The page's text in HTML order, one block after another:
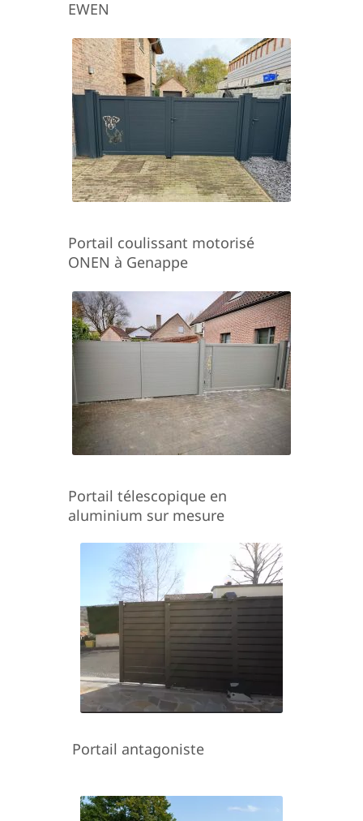
EWEN
Portail coulissant motorisé
ONEN à Genappe
Portail télescopique en
aluminium sur mesure
Portail antagoniste